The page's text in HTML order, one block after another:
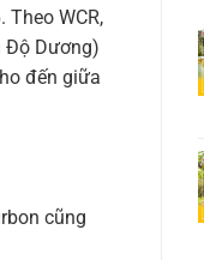
WCR,
Độ Dương)
đến giữa
cũng